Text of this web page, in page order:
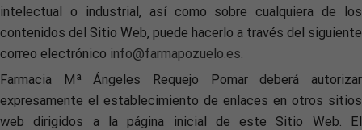
intelectual o industrial, así como sobre cualquiera de los
contenidos del Sitio Web, puede hacerlo a través del siguiente
correo electrónico info@farmapozuelo.es
Farmacia Mª Ángeles Requejo Pomar deberá autorizar
expresamente el establecimiento de enlaces en otros sitios
web dirigidos a la página inicial de este Sitio Web. El